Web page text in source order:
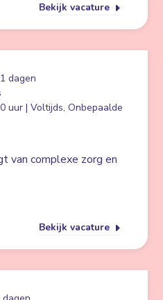
Bekijk vacature
dagen
uur | Voltijds, Onbepaalde
van complexe zorg en
Bekijk vacature